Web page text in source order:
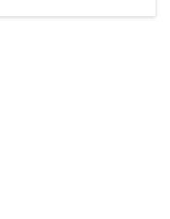
ist aber integrativer